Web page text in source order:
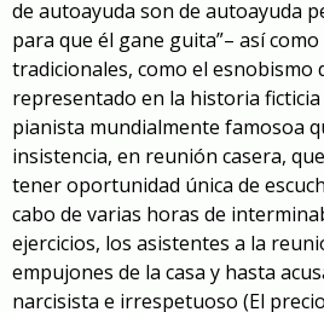
de autoayuda son de autoayuda
para que él gane guita”– así
tradicionales, como el esnobismo
representado en la historia ficticia
pianista mundialmente famosoa
insistencia, en reunión casera,
tener oportunidad única de
cabo de varias horas de
ejercicios, los asistentes a la
empujones de la casa y hasta
narcisista e irrespetuoso (El